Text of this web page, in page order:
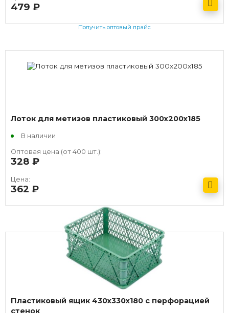
479
Получить оптовый прайс
Лоток для метизов пластиковый 300х200х185
В наличии
Оптовая цена (от 400 шт.):
328
Цена:
362
Получить оптовый прайс
Пластиковый ящик 430х330х180 с перфорацией
стенок